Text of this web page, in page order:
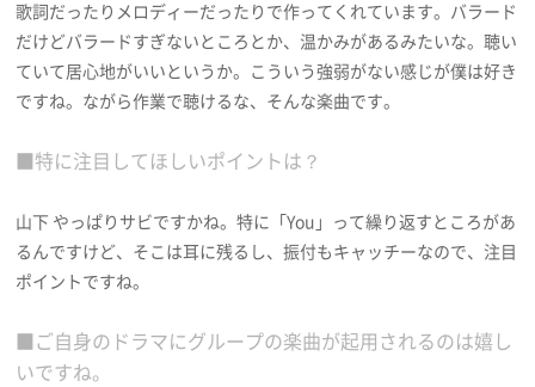
歌詞だったりメロディーだったりで作ってくれています。バラード
だけどバラードすぎないところとか、温かみがあるみたいな。聴い
ていて居心地がいいというか。こういう強弱がない感じが僕は好き
ですね。ながら作業で聴けるな、そんな楽曲です。
■特に注目してほしいポイントは？
山下 やっぱりサビですかね。特に「You」って繰り返すところがあ
るんですけど、そこは耳に残るし、振付もキャッチーなので、注目
ポイントですね。
■ご自身のドラマにグループの楽曲が起用されるのは嬉し
いですね。